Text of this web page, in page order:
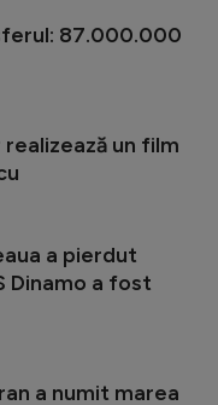
87.000.000
un film
a pierdut
Dinamo a fost
a numit marea